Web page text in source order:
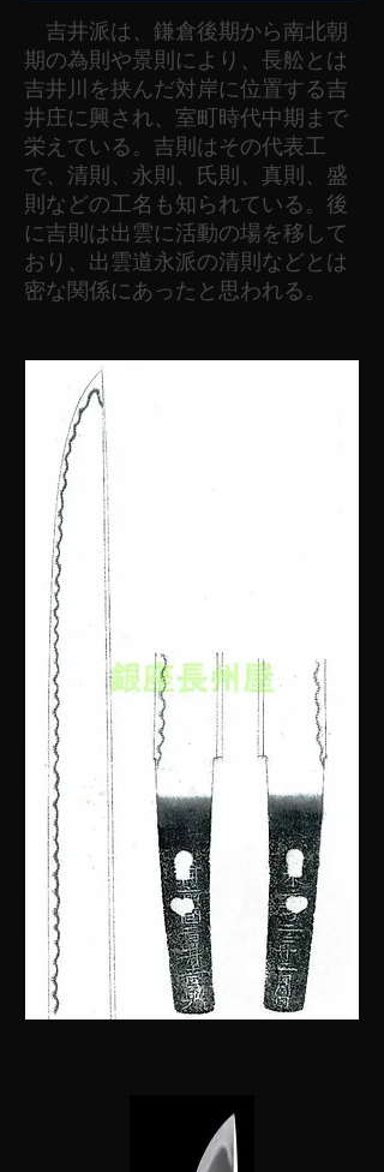
吉井派は、鎌倉後期から南北朝
期の為則や景則により、長舩とは
吉井川を挟んだ対岸に位置する吉
井庄に興され、室町時代中期まで
栄えている。吉則はその代表工
で、清則、永則、氏則、真則、盛
則などの工名も知られている。後
に吉則は出雲に活動の場を移して
おり、出雲道永派の清則などとは
密な関係にあったと思われる。